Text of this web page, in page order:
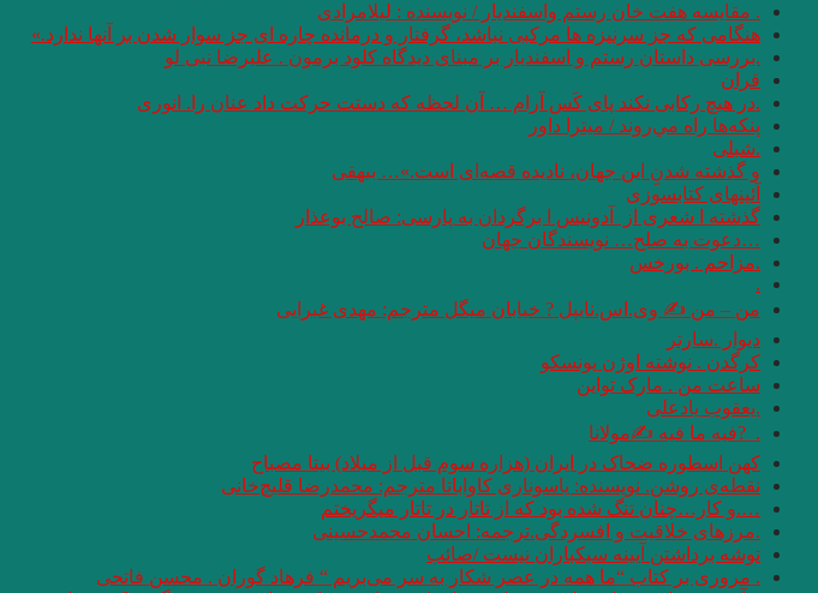
. مقایسه هفت ‌خان رستم واسفندیار / نویسنده : لیلامرادی
هنگامی که جز سرنیزه ها مرکبی نباشد، گرفتار و درمانده چاره ای جز سوار شدن بر آنها ندارد.»
.بررسی داستان رستم و اسفندیار بر مبنای دیدگاه کلود برمون . علیرضا نبی لو
قران
.در هیچ رکابی نکند پای کَس آرام … آن لحظه که دستت حرکت داد عنان را. انوری
پنكه‌ها راه مي‌روند / میترا داور
.شبلی
و گذشته شدنِ این جهان، نادیده قصه‌ای است.»… بیهقی
آئینهای كتابسوزی
گذشته ا شعری از آدونیس ا برگردان به پارسی: صالح بوعذار
…دعوت به صلح… نویسندگان جهان
.مزاحم . بورخس
.
من – من ✍ وی.اس.نایپل ? خیابان میگل مترجم: مهدی غبرایی
دیوار .سارتر
کرگدن . نوشته اوژن یونسکو
ساعت من . مارک تواین
.یعقوب یادعلی
. ‏ ?فیه ما فیه ✍مولانا
کهن اسطوره ضحاک در ایران (هزاره سوم قبل از میلاد) بیتا مصباح
نقطه‌ی روشن. نویسنده: یاسوناری کاواباتا مترجم: محمد‌رضا قلیچ‌خانی
….و كار…چنان تنگ شده بود كه از تاتار در تاتار ميگريختم
.مرزهای خلاقیت و افسردگی.ترجمه: احسان محمدحسینی
توشه برداشتن آیینه سبکباران نیست /صائب
. مروری بر کتاب “ما همه در عصر شکار به سر می‌بریم “‌ فرهاد گوران . محسن فاتحی